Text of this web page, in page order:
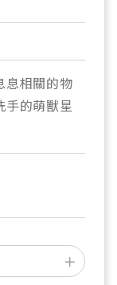
息相關的物
手的萌獸星